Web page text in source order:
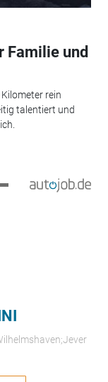
Familie und
rein
talentiert und